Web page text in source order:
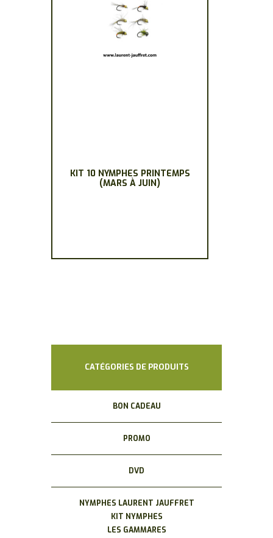
KIT 10 NYMPHES PRINTEMPS
(MARS À JUIN)
CATÉGORIES DE PRODUITS
BON CADEAU
PROMO
DVD
NYMPHES LAURENT JAUFFRET
KIT NYMPHES
LES GAMMARES